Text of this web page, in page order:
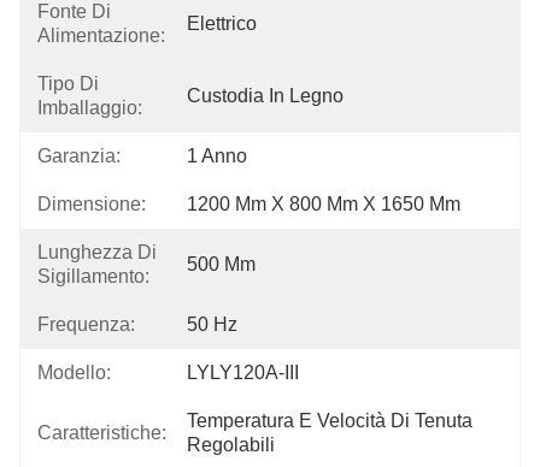
Fonte Di
Alimentazione:
Elettrico
Tipo Di
Imballaggio:
Custodia In Legno
Garanzia: 1 Anno
Dimensione: 1200 Mm X 800 Mm X 1650 Mm
Lunghezza Di
Sigillamento:
500 Mm
Frequenza: 50 Hz
Modello: LYLY120A-III
Caratteristiche:
Temperatura E Velocità Di Tenuta
Regolabili